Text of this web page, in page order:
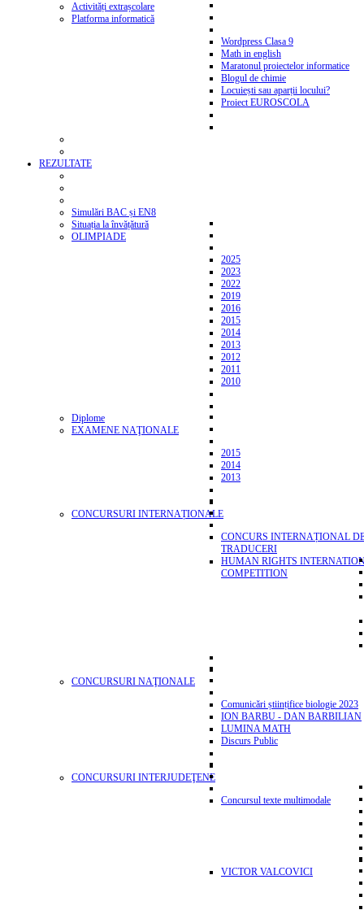
Activități extrașcolare
Platforma informatică
Wordpress Clasa 9
Math in english
Maratonul proiectelor informatice
Blogul de chimie
Locuiești sau aparții locului?
Proiect EUROSCOLA
REZULTATE
Simulări BAC și EN8
Situația la învățătură
OLIMPIADE
2025
2023
2022
2019
2016
2015
2014
2013
2012
2011
2010
Diplome
EXAMENE NAŢIONALE
2015
2014
2013
CONCURSURI INTERNAȚIONALE
CONCURS INTERNAȚIONAL
TRADUCERI
HUMAN RIGHTS
COMPETITION
CONCURSURI NAŢIONALE
Comunicări științifice biologie 2023
ION BARBU - DAN BARBILIAN
LUMINA MATH
Discurs Public
CONCURSURI INTERJUDEŢENE
Concursul texte multimodale
VICTOR VALCOVICI